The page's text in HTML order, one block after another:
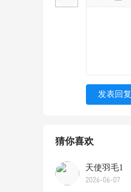
发表回复
猜你喜欢
天使羽毛1
2026-06-07